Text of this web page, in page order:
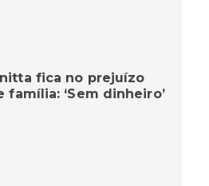
fica no prejuízo
família: ‘Sem dinheiro’